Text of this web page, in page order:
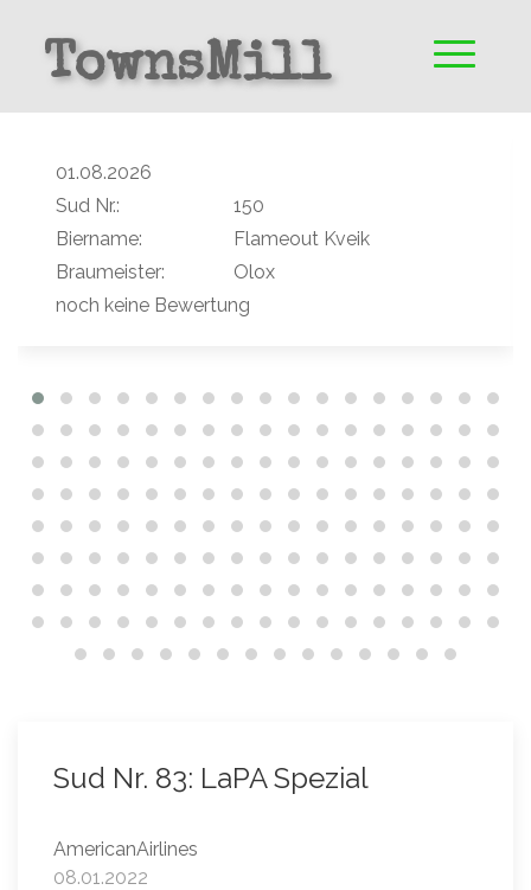
TownsMill
LaTiO
01.08.2026
Sud Nr.:
150
Biername:
Flameout Kveik
Braumeister:
Olox
noch keine Bewertung
Sud Nr. 83: LaPA Spezial
AmericanAirlines
08.01.2022